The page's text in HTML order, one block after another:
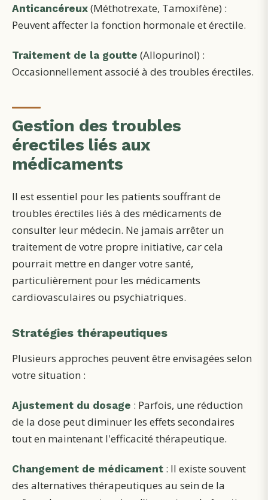
Anticancéreux (Méthotrexate, Tamoxifène) :
Peuvent affecter la fonction hormonale et érectile.
Traitement de la goutte (Allopurinol) :
Occasionnellement associé à des troubles érectiles.
Gestion des troubles
érectiles liés aux
médicaments
Il est essentiel pour les patients souffrant de
troubles érectiles liés à des médicaments de
consulter leur médecin. Ne jamais arrêter un
traitement de votre propre initiative, car cela
pourrait mettre en danger votre santé,
particulièrement pour les médicaments
cardiovasculaires ou psychiatriques.
Stratégies thérapeutiques
Plusieurs approches peuvent être envisagées selon
votre situation :
Ajustement du dosage : Parfois, une réduction
de la dose peut diminuer les effets secondaires
tout en maintenant l'efficacité thérapeutique.
Changement de médicament : Il existe souvent
des alternatives thérapeutiques au sein de la